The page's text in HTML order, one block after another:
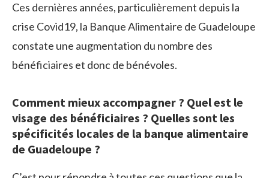
Ces dernières années, particulièrement depuis la
crise Covid19, la Banque Alimentaire de Guadeloupe
constate une augmentation du nombre des
bénéficiaires et donc de bénévoles.
Comment mieux accompagner ? Quel est le
visage des bénéficiaires ? Quelles sont les
spécificités locales de la banque alimentaire
de Guadeloupe ?